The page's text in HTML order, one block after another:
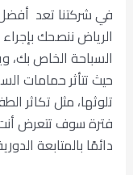
في شركتنا تعد
الرياض ننصحك
حيث تتأثر حمامات
تلوثها، مثل تكاثر
فترة سوف تتعرض
دائمًا بالمتابعة